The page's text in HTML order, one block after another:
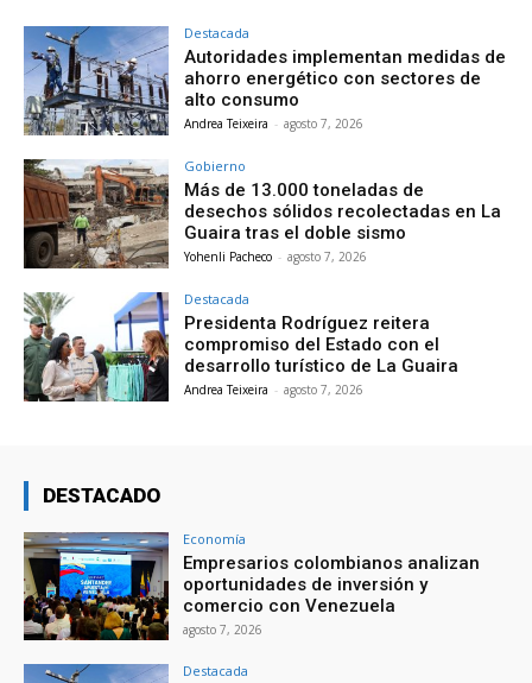
Destacada
Autoridades implementan medidas de
ahorro energético con sectores de
alto consumo
Andrea Teixeira - agosto 7, 2026
Gobierno
Más de 13.000 toneladas de
desechos sólidos recolectadas en La
Guaira tras el doble sismo
Yohenli Pacheco - agosto 7, 2026
Destacada
Presidenta Rodríguez reitera
compromiso del Estado con el
desarrollo turístico de La Guaira
Andrea Teixeira - agosto 7, 2026
DESTACADO
Economía
Empresarios colombianos analizan
oportunidades de inversión y
comercio con Venezuela
agosto 7, 2026
Destacada